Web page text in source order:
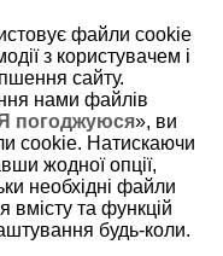
by Scene 2
people
days,
файли cookie
з користувачем і
сайту.
нами файлів
погоджуюся», ви
cookie. Натискаючи
жодної опції,
необхідні файли
вмісту та функцій
будь-коли.